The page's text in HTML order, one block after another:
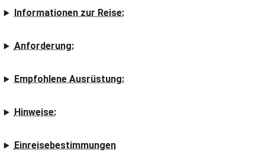
Informationen zur Reise:
Anforderung:
Empfohlene Ausrüstung:
Hinweise:
Einreisebestimmungen